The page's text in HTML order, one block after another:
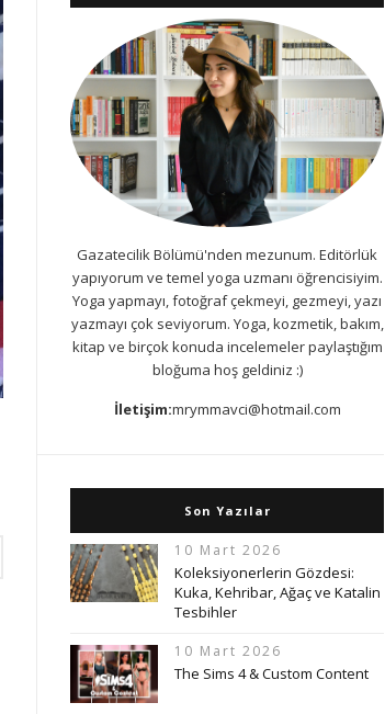
Gazatecilik Bölümü'nden mezunum. Editörlük
yapıyorum ve temel yoga uzmanı öğrencisiyim.
Yoga yapmayı, fotoğraf çekmeyi, gezmeyi, yazı
yazmayı çok seviyorum. Yoga, kozmetik, bakım,
kitap ve birçok konuda incelemeler paylaştığım
bloğuma hoş geldiniz :)
İletişim:mrymmavci@hotmail.com
Son Yazılar
10 Mart 2026
Koleksiyonerlerin Gözdesi:
Kuka, Kehribar, Ağaç ve Katalin
Tesbihler
10 Mart 2026
The Sims 4 & Custom Content